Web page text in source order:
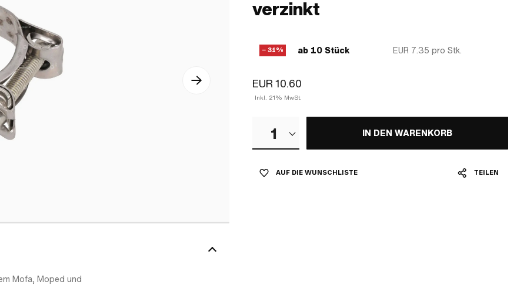
verzinkt
− 31% ab 10 Stück EUR 7.35 pro Stk.
EUR 10.60
Inkl. 21% MwSt.
1 IN DEN WARENKORB
AUF DIE WUNSCHLISTE TEILEN
Mofa, Moped und